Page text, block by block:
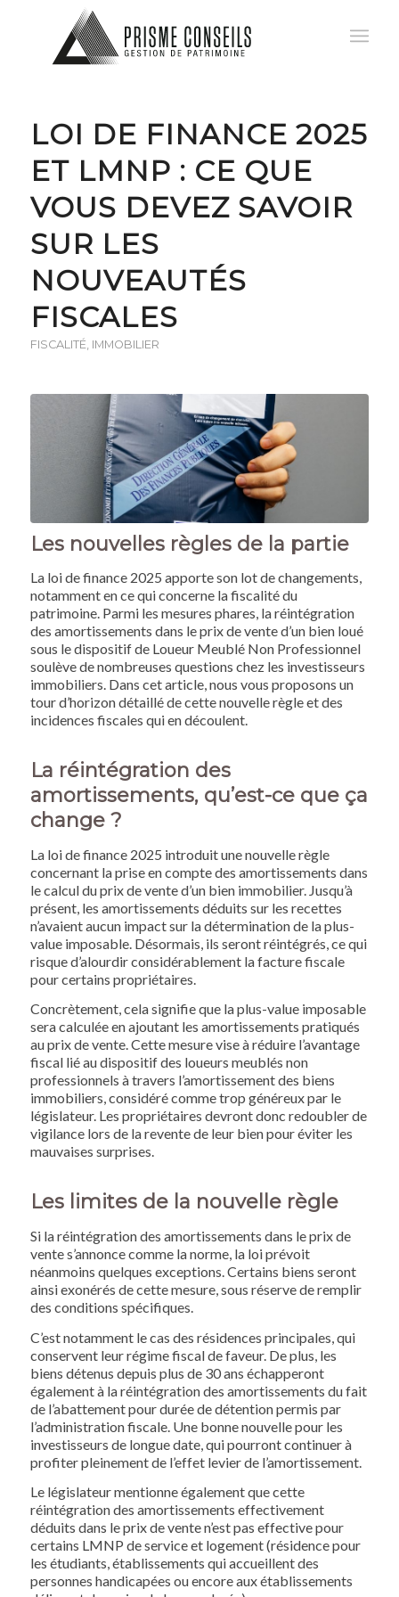
LOI DE FINANCE 2025
ET LMNP : CE QUE
VOUS DEVEZ SAVOIR
SUR LES
NOUVEAUTÉS
FISCALES
FISCALITÉ, IMMOBILIER
Les nouvelles règles de la partie
La loi de finance 2025 apporte son lot de changements,
notamment en ce qui concerne la fiscalité du
patrimoine. Parmi les mesures phares, la réintégration
des amortissements dans le prix de vente d’un bien loué
sous le dispositif de Loueur Meublé Non Professionnel
soulève de nombreuses questions chez les investisseurs
immobiliers. Dans cet article, nous vous proposons un
tour d’horizon détaillé de cette nouvelle règle et des
incidences fiscales qui en découlent.
La réintégration des
amortissements, qu’est-ce que ça
change ?
La loi de finance 2025 introduit une nouvelle règle
concernant la prise en compte des amortissements dans
le calcul du prix de vente d’un bien immobilier. Jusqu’à
présent, les amortissements déduits sur les recettes
n’avaient aucun impact sur la détermination de la plus-
value imposable. Désormais, ils seront réintégrés, ce qui
risque d’alourdir considérablement la facture fiscale
pour certains propriétaires.
Concrètement, cela signifie que la plus-value imposable
sera calculée en ajoutant les amortissements pratiqués
au prix de vente. Cette mesure vise à réduire l’avantage
fiscal lié au dispositif des loueurs meublés non
professionnels à travers l’amortissement des biens
immobiliers, considéré comme trop généreux par le
législateur. Les propriétaires devront donc redoubler de
vigilance lors de la revente de leur bien pour éviter les
mauvaises surprises.
Les limites de la nouvelle règle
Si la réintégration des amortissements dans le prix de
vente s’annonce comme la norme, la loi prévoit
néanmoins quelques exceptions. Certains biens seront
ainsi exonérés de cette mesure, sous réserve de remplir
des conditions spécifiques.
C’est notamment le cas des résidences principales, qui
conservent leur régime fiscal de faveur. De plus, les
biens détenus depuis plus de 30 ans échapperont
également à la réintégration des amortissements du fait
de l’abattement pour durée de détention permis par
l’administration fiscale. Une bonne nouvelle pour les
investisseurs de longue date, qui pourront continuer à
profiter pleinement de l’effet levier de l’amortissement.
Le législateur mentionne également que cette
réintégration des amortissements effectivement
déduits dans le prix de vente n’est pas effective pour
certains LMNP de service et logement (résidence pour
les étudiants, établissements qui accueillent des
personnes handicapées ou encore aux établissements